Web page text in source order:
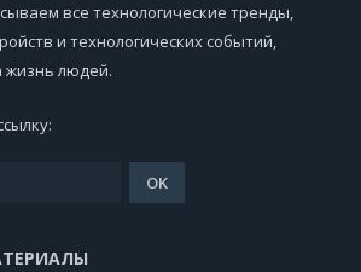
все технологические тренды,
и технологических событий,
жизнь людей.